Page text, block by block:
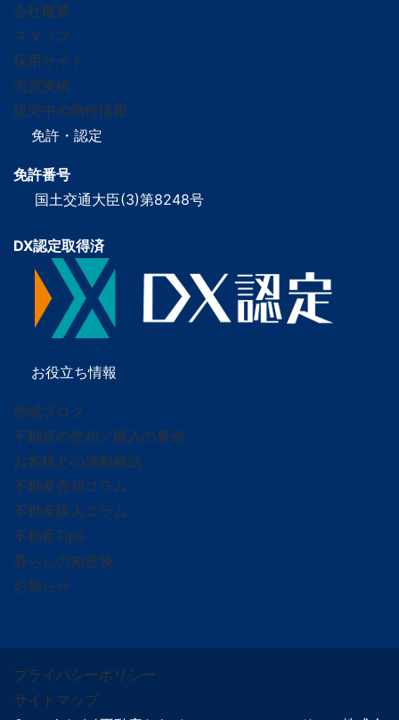
会社概要
スタッフ
採用サイト
売買実績
販売中の物件情報
免許・認定
免許番号
国土交通大臣(3)第8248号
DX認定取得済
お役立ち情報
地域ブログ
不動産の売却／購入の事例
お客様との感動秘話
不動産売却コラム
不動産購入コラム
不動産Tips
暮らしの知恵袋
お知らせ
プライバシーポリシー
サイトマップ